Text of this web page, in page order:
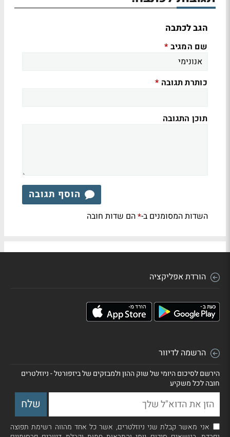
הגב לכתבה
שם המגיב *
כותרת תגובה *
תוכן התגובה
הוסף תגובה
השדות המסומנים ב-*הם שדות חובה
הורדת אפליקציה
הרשמה לדיוור
הירשם לסיכום היומי של שוק ההון ולמבזקים של ביזפורטל - ניוזלטרים
חובה לכל משקיע
אני מאשר קבלת שני ניוזלטרים, אשר כל אחד מהווה רשימת תפוצה